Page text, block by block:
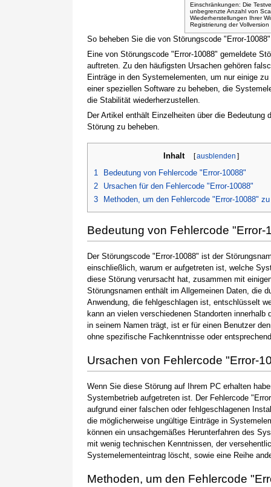
So beheben Sie die von Störungscode "Error-
Eine von Störungscode "Error-10088" gemeldete
auftreten. Zu den häufigsten Ursachen gehören
Einträge in den Systemelementen, um nur einige
einer speziellen Software zu beheben, die
die Stabilität wiederherzustellen.
Der Artikel enthält Einzelheiten über die
Störung zu beheben.
Inhalt [ ausblenden ]
1
Bedeutung von Fehlercode "Error-10088"
2
Ursachen für den Fehlercode "Error-10088"
3
Methoden, um den Fehlercode "Error-10088"
Bedeutung von Fehlercode "Error-
Der Störungscode "Error-10088" ist der
einschließlich, warum er aufgetreten ist, welche
diese Störung verursacht hat, zusammen mit
Störungsnamen enthält im Allgemeinen Daten, die
Anwendung, die fehlgeschlagen ist, entschlüsselt
kann an vielen verschiedenen Standorten
in seinem Namen trägt, ist er für einen Benutzer
ohne spezifische Fachkenntnisse oder
Ursachen von Fehlercode "Error-
Wenn Sie diese Störung auf Ihrem PC erhalten
Systembetrieb aufgetreten ist. Der Fehlercode
aufgrund einer falschen oder fehlgeschlagenen
die möglicherweise ungültige Einträge in
können ein unsachgemäßes Herunterfahren des
mit wenig technischen Kenntnissen, der
Systemelementeintrag löscht, sowie eine Reihe
Methoden, um den Fehlercode
Einschränkungen: Die
unbegrenzte Anzahl von
Wiederherstellungen Ihrer
Registrierung der